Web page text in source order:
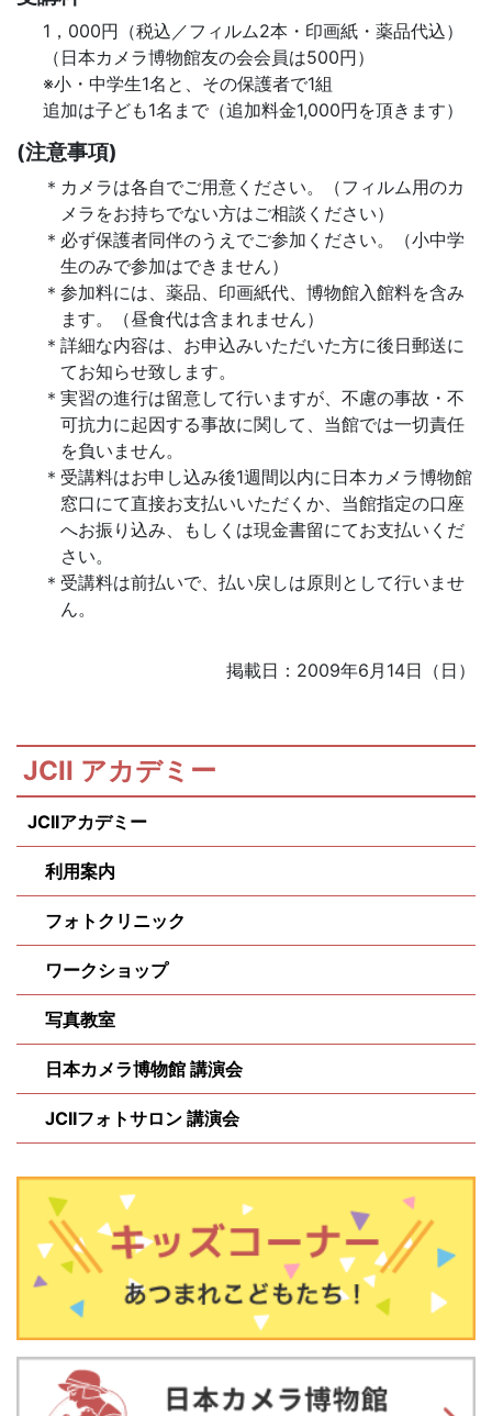
1，000円（税込／フィルム2本・印画紙・薬品代込）
（日本カメラ博物館友の会会員は500円）
※小・中学生1名と、その保護者で1組
追加は子ども1名まで（追加料金1,000円を頂きます）
(注意事項)
カメラは各自でご用意ください。（フィルム用のカ
メラをお持ちでない方はご相談ください）
必ず保護者同伴のうえでご参加ください。（小中学
生のみで参加はできません）
参加料には、薬品、印画紙代、博物館入館料を含み
ます。（昼食代は含まれません）
詳細な内容は、お申込みいただいた方に後日郵送に
てお知らせ致します。
実習の進行は留意して行いますが、不慮の事故・不
可抗力に起因する事故に関して、当館では一切責任
を負いません。
受講料はお申し込み後1週間以内に日本カメラ博物館
窓口にて直接お支払いいただくか、当館指定の口座
へお振り込み、もしくは現金書留にてお支払いくだ
さい。
受講料は前払いで、払い戻しは原則として行いませ
ん。
掲載日：2009年6月14日（日）
JCII アカデミー
JCIIアカデミー
利用案内
フォトクリニック
ワークショップ
写真教室
日本カメラ博物館 講演会
JCIIフォトサロン 講演会